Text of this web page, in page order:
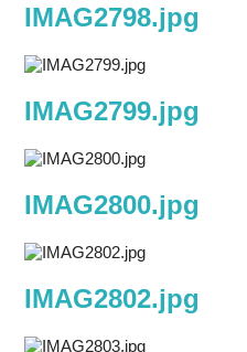
IMAG2798.jpg
IMAG2799.jpg
IMAG2800.jpg
IMAG2802.jpg